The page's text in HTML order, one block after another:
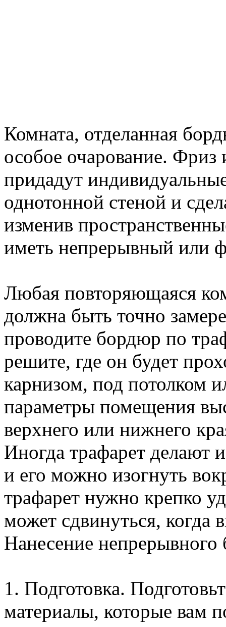
Комната, отделанная
особое очарование. Фриз
придадут
однотонной стеной и
изменив
иметь непрерывный или
Любая повторяющаяся
должна быть точно
проводите бордюр по
решите, где он будет
карнизом, под потолком
параметры помещения
верхнего или нижнего
Иногда трафарет делают
и его можно изогнуть
трафарет нужно крепко
может сдвинуться, когда
Нанесение
1. Подготовка.
материалы, которые вам